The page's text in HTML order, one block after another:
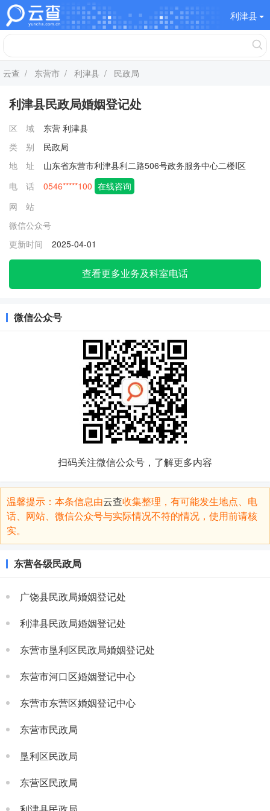
利津县
云查 / 东营市 / 利津县 / 民政局
利津县民政局婚姻登记处
区 域 东营 利津县
类 别
民政局
地 址
山东省东营市利津县利二路506号政务服务中心二楼I区
电 话
0546*****100 在线咨询
网 站
微信公众号
更新时间
2025-04-01
查看更多业务及科室电话
微信公众号
扫码关注微信公众号，了解更多内容
温馨提示：本条信息由云查收集整理，有可能发生地点、电
话、网站、微信公众号与实际情况不符的情况，使用前请核
实。
东营各级民政局
广饶县民政局婚姻登记处
利津县民政局婚姻登记处
东营市垦利区民政局婚姻登记处
东营市河口区婚姻登记中心
东营市东营区婚姻登记中心
东营市民政局
垦利区民政局
东营区民政局